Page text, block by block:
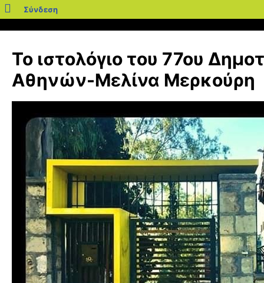
blogs.sch.gr
Σύνδεση
περιεχόμενο
Το ιστολόγιο του 77ου
Αθηνών-Μελίνα Μερκούρη